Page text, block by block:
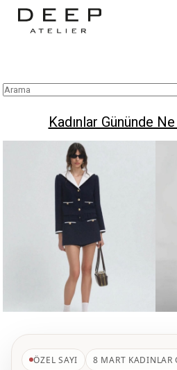
Anasayfa Blog Kadınlar Gününde Ne Hediye
Kadınlar Gününde
ÖZEL SAYI
8 MART KADINLAR